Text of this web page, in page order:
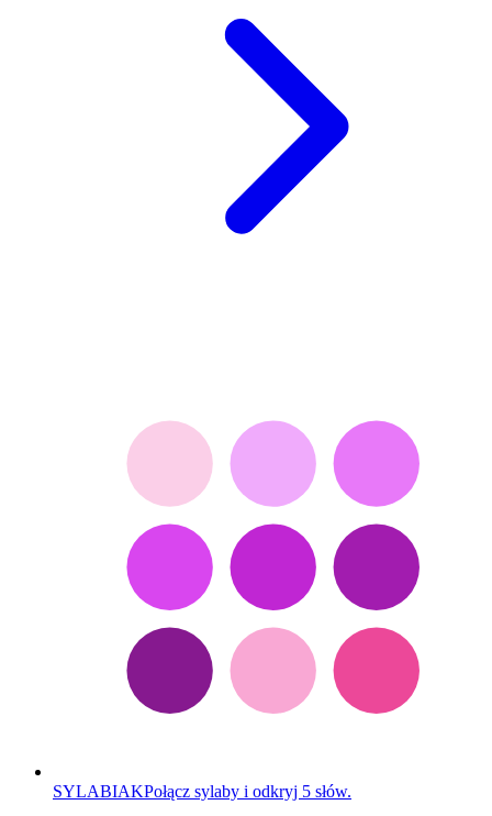
SYLABIAKPołącz sylaby i odkryj 5 słów.